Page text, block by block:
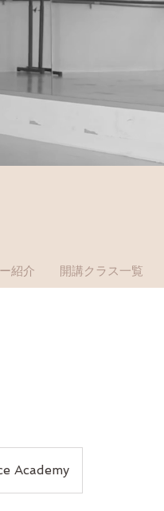
紹介 開講クラス一覧
Academy